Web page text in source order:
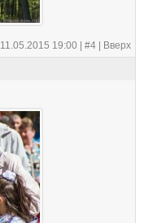
11.05.2015 19:00 | #4 Вверх